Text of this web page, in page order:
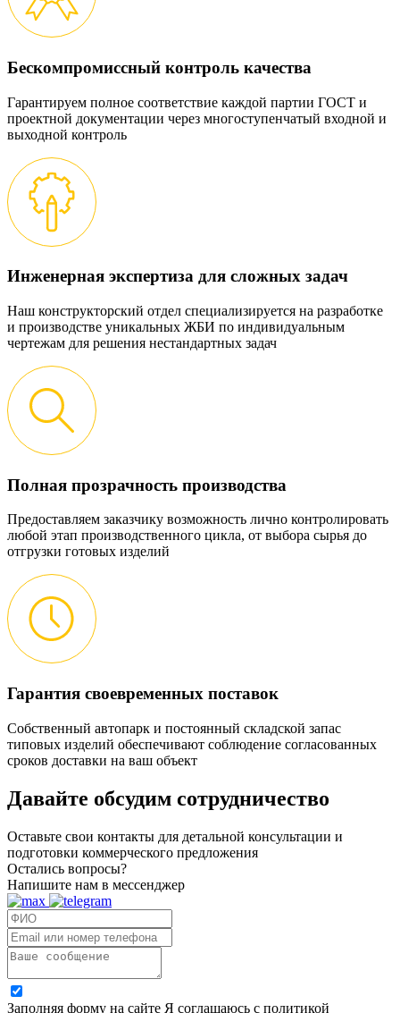
Бескомпромиссный контроль качества
Гарантируем полное соответствие каждой партии ГОСТ и
проектной документации через многоступенчатый входной и
выходной контроль
Инженерная экспертиза для сложных задач
Наш конструкторский отдел специализируется на разработке
и производстве уникальных ЖБИ по индивидуальным
чертежам для решения нестандартных задач
Полная прозрачность производства
Предоставляем заказчику возможность лично контролировать
любой этап производственного цикла, от выбора сырья до
отгрузки готовых изделий
Гарантия своевременных поставок
Собственный автопарк и постоянный складской запас
типовых изделий обеспечивают соблюдение согласованных
сроков доставки на ваш объект
Давайте обсудим сотрудничество
Оставьте свои контакты для детальной консультации и
подготовки коммерческого предложения
Остались вопросы?
Напишите нам в мессенджер
Заполняя форму на сайте Я соглашаюсь с политикой